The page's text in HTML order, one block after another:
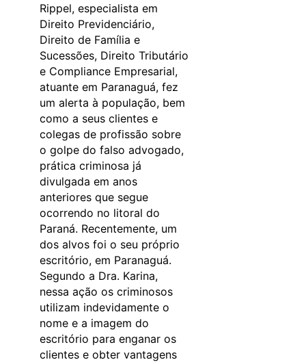
Rippel, especialista em
Direito Previdenciário,
Direito de Família e
Sucessões, Direito Tributário
e Compliance Empresarial,
atuante em Paranaguá, fez
um alerta à população, bem
como a seus clientes e
colegas de profissão sobre
o golpe do falso advogado,
prática criminosa já
divulgada em anos
anteriores que segue
ocorrendo no litoral do
Paraná. Recentemente, um
dos alvos foi o seu próprio
escritório, em Paranaguá.
Segundo a Dra. Karina,
nessa ação os criminosos
utilizam indevidamente o
nome e a imagem do
escritório para enganar os
clientes e obter vantagens